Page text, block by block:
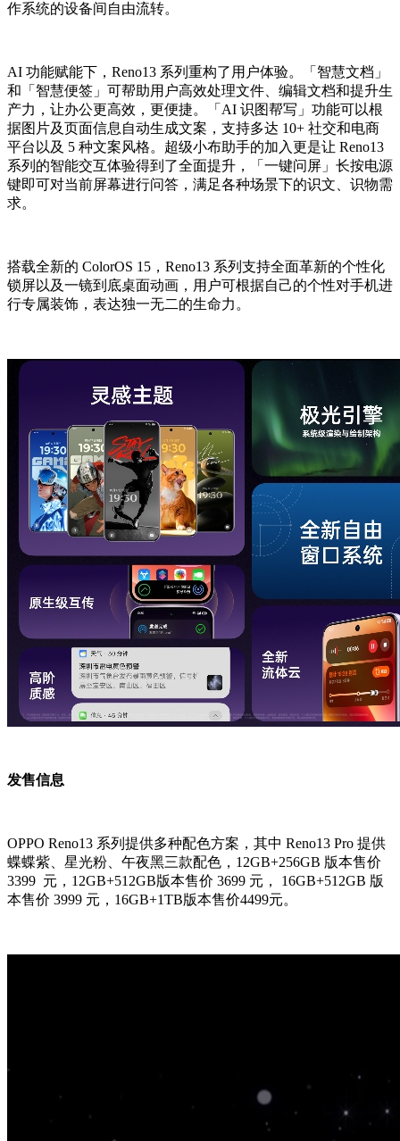
作系统的设备间自由流转。
AI 功能赋能下，Reno13 系列重构了用户体验。「智慧文档」
和「智慧便签」可帮助用户高效处理文件、编辑文档和提升生
产力，让办公更高效，更便捷。「AI 识图帮写」功能可以根
据图片及页面信息自动生成文案，支持多达 10+ 社交和电商
平台以及 5 种文案风格。超级小布助手的加入更是让 Reno13
系列的智能交互体验得到了全面提升，「一键问屏」长按电源
键即可对当前屏幕进行问答，满足各种场景下的识文、识物需
求。
搭载全新的 ColorOS 15，Reno13 系列支持全面革新的个性化
锁屏以及一镜到底桌面动画，用户可根据自己的个性对手机进
行专属装饰，表达独一无二的生命力。
发售信息
OPPO Reno13 系列提供多种配色方案，其中 Reno13 Pro 提供
蝶蝶紫、星光粉、午夜黑三款配色，12GB+256GB 版本售价
3399 元，12GB+512GB版本售价 3699 元， 16GB+512GB 版
本售价 3999 元，16GB+1TB版本售价4499元。